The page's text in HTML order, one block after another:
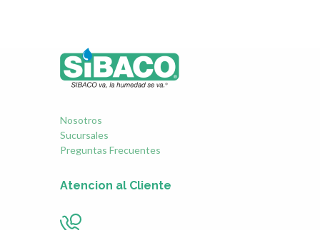
Nosotros
Sucursales
Preguntas Frecuentes
Atencion al Cliente